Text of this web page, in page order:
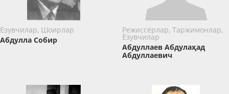
Ёзувчилар, Шоирлар
Абдулла Собир
Режиссёрлар, Таржимонлар,
Ёзувчилар
Абдуллаев Абдулаҳад
Абдуллаевич